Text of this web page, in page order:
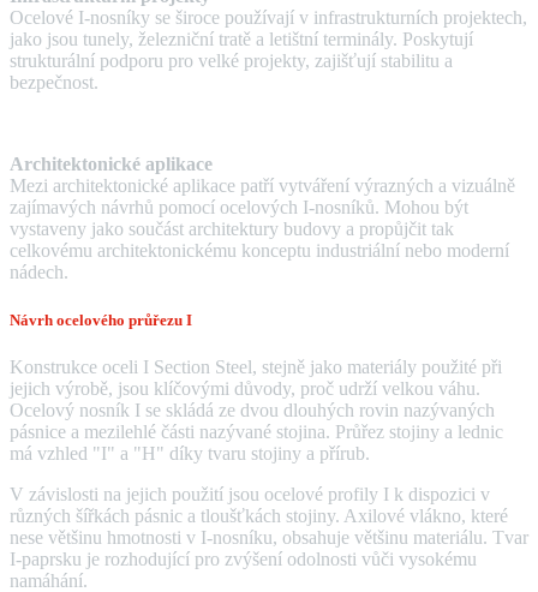
Ocelové I-nosníky se široce používají v infrastrukturních projektech,
jako jsou tunely, železniční tratě a letištní terminály. Poskytují
strukturální podporu pro velké projekty, zajišťují stabilitu a
bezpečnost.
Architektonické aplikace
Mezi architektonické aplikace patří vytváření výrazných a vizuálně
zajímavých návrhů pomocí ocelových I-nosníků. Mohou být
vystaveny jako součást architektury budovy a propůjčit tak
celkovému architektonickému konceptu industriální nebo moderní
nádech.
Návrh ocelového průřezu I
Konstrukce oceli I Section Steel, stejně jako materiály použité při
jejich výrobě, jsou klíčovými důvody, proč udrží velkou váhu.
Ocelový nosník I se skládá ze dvou dlouhých rovin nazývaných
pásnice a mezilehlé části nazývané stojina. Průřez stojiny a lednic
má vzhled "I" a "H" díky tvaru stojiny a přírub.
V závislosti na jejich použití jsou ocelové profily I k dispozici v
různých šířkách pásnic a tloušťkách stojiny. Axilové vlákno, které
nese většinu hmotnosti v I-nosníku, obsahuje většinu materiálu. Tvar
I-paprsku je rozhodující pro zvýšení odolnosti vůči vysokému
namáhání.